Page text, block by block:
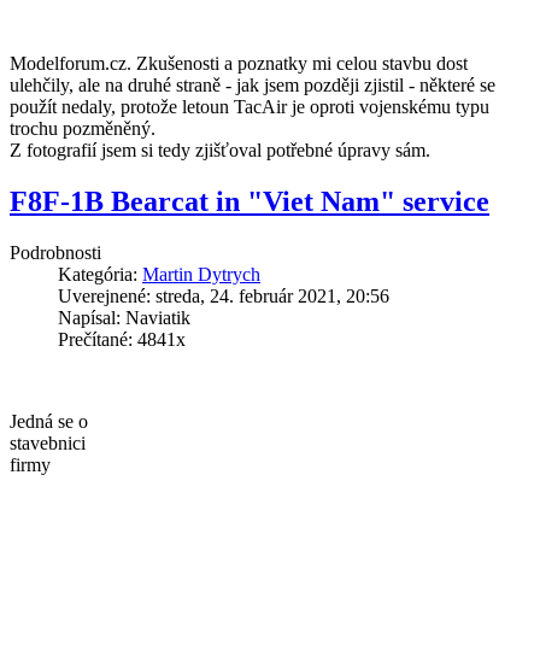
Modelforum.cz. Zkušenosti a poznatky mi celou stavbu dost
ulehčily, ale na druhé straně - jak jsem později zjistil - některé se
použít nedaly, protože letoun TacAir je oproti vojenskému typu
trochu pozměněný.
Z fotografií jsem si tedy zjišťoval potřebné úpravy sám.
F8F-1B Bearcat in "Viet Nam" service
Podrobnosti
Kategória: Martin Dytrych
Uverejnené: streda, 24. február 2021, 20:56
Napísal: Naviatik
Prečítané: 4841x
Jedná se o
stavebnici
firmy